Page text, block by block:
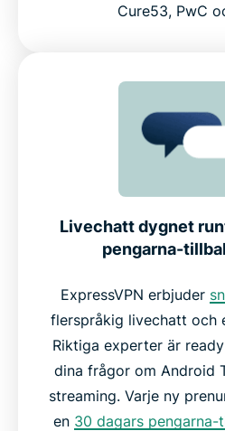
Cure53, PwC
Livechatt dygnet
pengarna-
ExpressVPN erbjuder
flerspråkig livechatt och
Riktiga experter är
dina frågor om Android
streaming. Varje ny
en 30 dagars